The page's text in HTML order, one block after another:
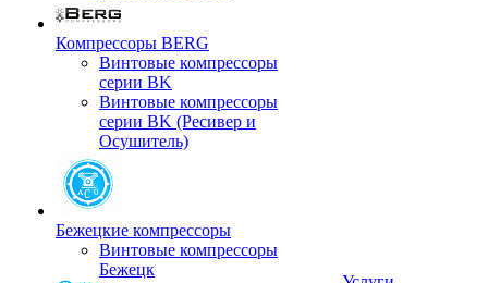
Компрессоры BERG
Винтовые компрессоры
серии BK
Винтовые компрессоры
серии BK (Ресивер и
Осушитель)
Бежецкие компрессоры
Винтовые компрессоры
Бежецк